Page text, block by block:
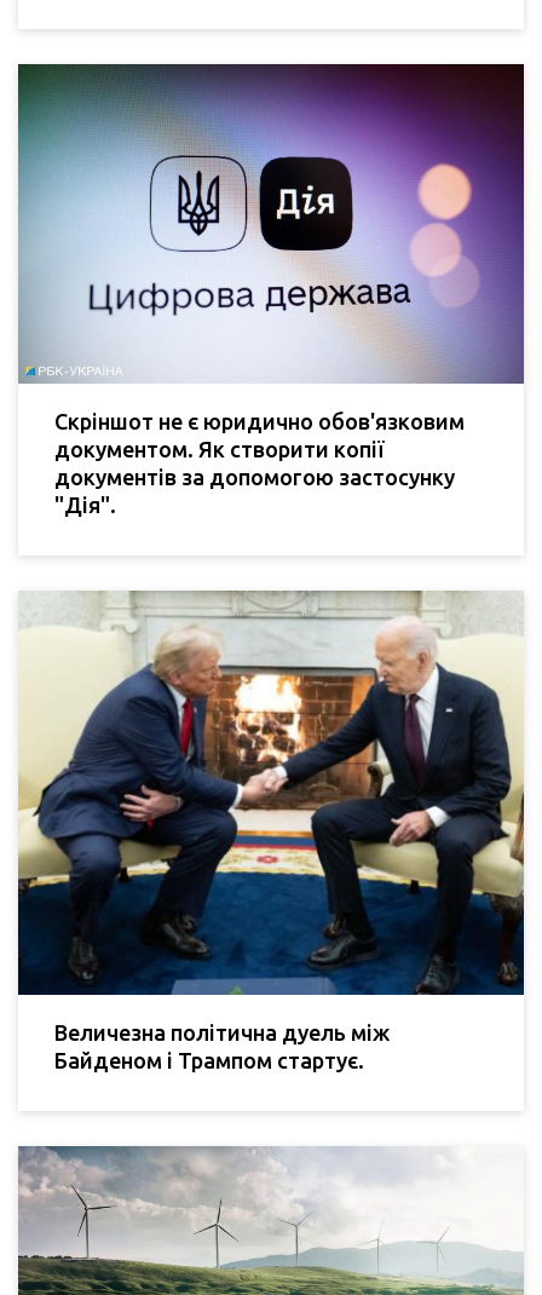
Скріншот не є юридично обов'язковим
документом. Як створити копії
документів за допомогою застосунку
"Дія".
Величезна політична дуель між
Байденом і Трампом стартує.